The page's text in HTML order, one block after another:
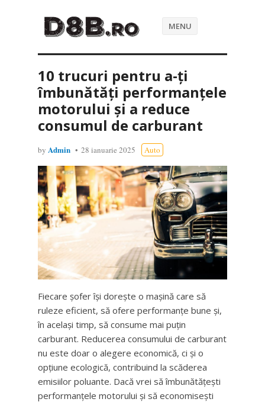
MENU
10 trucuri pentru a-ți
îmbunătăți performanțele
motorului și a reduce
consumul de carburant
by Admin 28 ianuarie 2025 Auto
Fiecare șofer își dorește o mașină care să
ruleze eficient, să ofere performanțe bune și,
în același timp, să consume mai puțin
carburant. Reducerea consumului de carburant
nu este doar o alegere economică, ci și o
opțiune ecologică, contribuind la scăderea
emisiilor poluante. Dacă vrei să îmbunătățești
performanțele motorului și să economisești